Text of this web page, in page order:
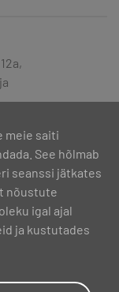
meie saiti
See hõlmab
seanssi jätkates
nõustute
igal ajal
ja kustutades